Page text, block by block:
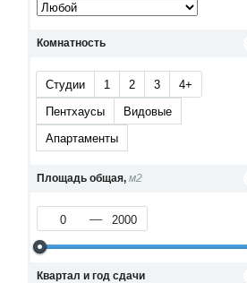
Комнатность
Студии 1 2 3
4+
Пентхаусы
Видовые
Апартаменты
Площадь общая, м2
Квартал и год сдачи